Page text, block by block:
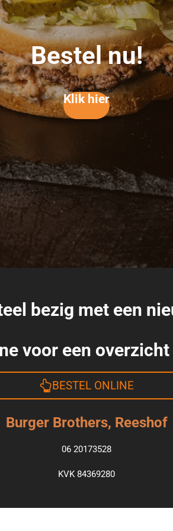
Bestel nu!
Klik hier
bezig met een
voor een
BESTEL ONLINE
Burger Brothers, Reeshof
06 20173528
KVK 84369280